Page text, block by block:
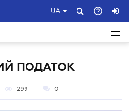
UA
ПОДАТОК
299 0